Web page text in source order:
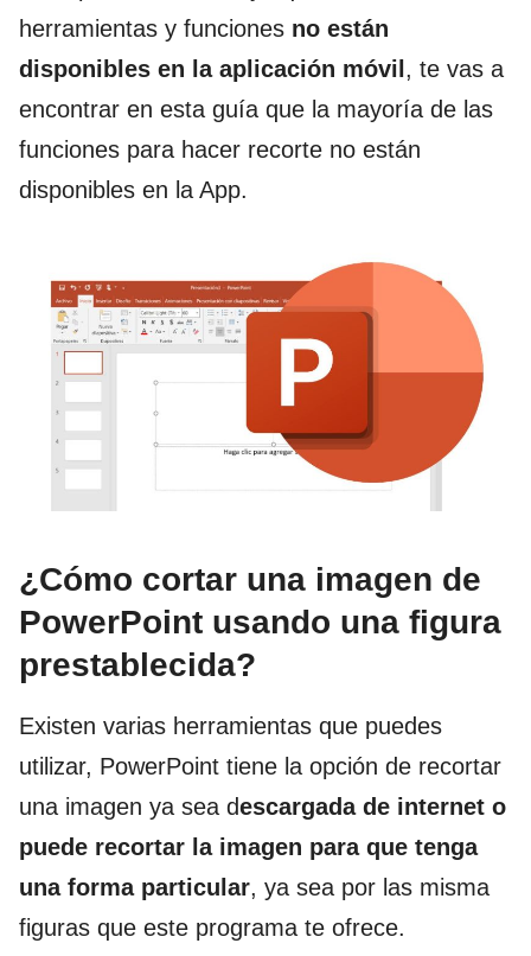
herramientas y funciones no están
disponibles en la aplicación móvil , te vas a
encontrar en esta guía que la mayoría de las
funciones para hacer recorte no están
disponibles en la App.
¿Cómo cortar una imagen de
PowerPoint usando una figura
prestablecida?
Existen varias herramientas que puedes
utilizar, PowerPoint tiene la opción de recortar
una imagen ya sea descargada de internet o
puede recortar la imagen para que tenga
una forma particular, ya sea por las misma
figuras que este programa te ofrece.